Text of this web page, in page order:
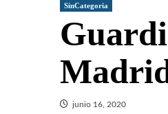
SinCategoria
junio 16, 2020